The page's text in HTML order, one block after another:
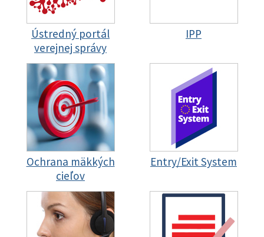
Ústredný portál
verejnej správy
IPP
Ochrana mäkkých
cieľov
Entry/Exit System